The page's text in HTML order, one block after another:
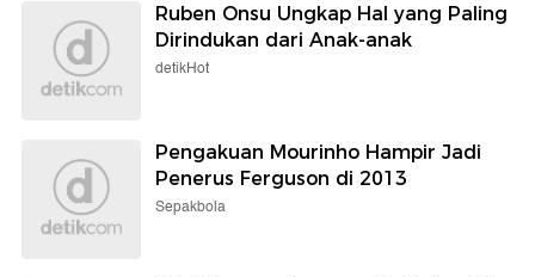
Ruben Onsu Ungkap Hal yang Paling
Dirindukan dari Anak-anak
detikHot
Pengakuan Mourinho Hampir Jadi
Penerus Ferguson di 2013
Sepakbola